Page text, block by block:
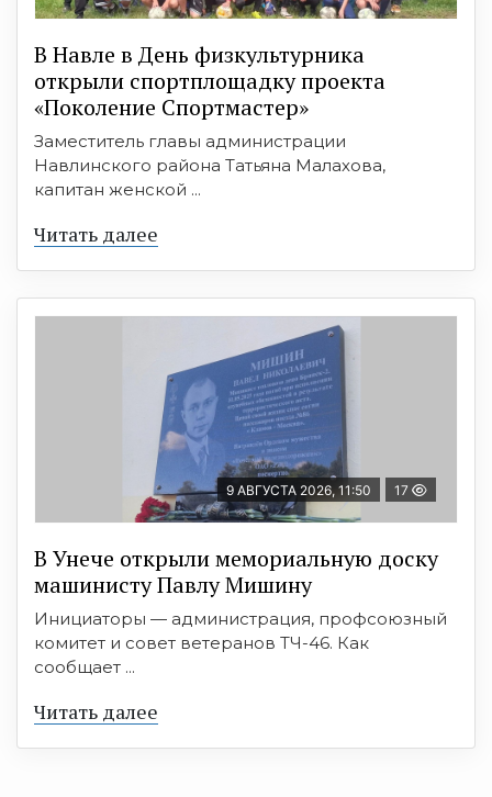
В Навле в День физкультурника
открыли спортплощадку проекта
«Поколение Спортмастер»
Заместитель главы администрации
Навлинского района Татьяна Малахова,
капитан женской ...
Читать далее
9 АВГУСТА 2026, 11:50 17
В Унече открыли мемориальную доску
машинисту Павлу Мишину
Инициаторы — администрация, профсоюзный
комитет и совет ветеранов ТЧ-46. Как
сообщает ...
Читать далее